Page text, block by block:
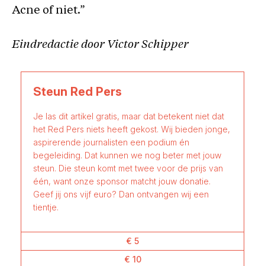
Acne of niet.”
Eindredactie door Victor Schipper
Steun Red Pers
Je las dit artikel gratis, maar dat betekent niet dat
het Red Pers niets heeft gekost. Wij bieden jonge,
aspirerende journalisten een podium én
begeleiding. Dat kunnen we nog beter met jouw
steun. Die steun komt met twee voor de prijs van
één, want onze sponsor matcht jouw donatie.
Geef jij ons vijf euro? Dan ontvangen wij een
tientje.
€ 5
€ 10